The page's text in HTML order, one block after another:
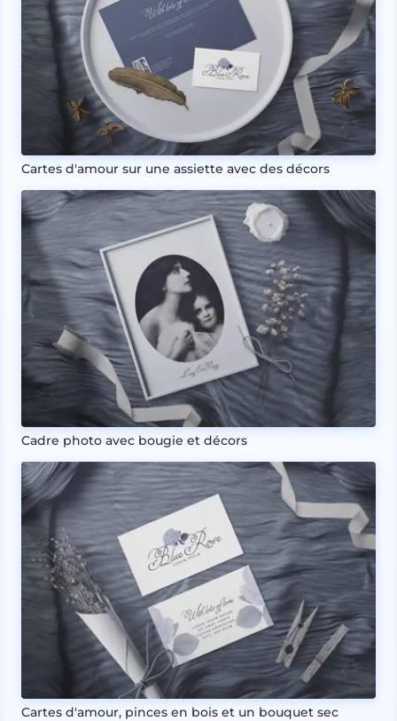
Cartes d'amour sur une assiette avec des décors
Cadre photo avec bougie et décors
Cartes d'amour, pinces en bois et un bouquet sec